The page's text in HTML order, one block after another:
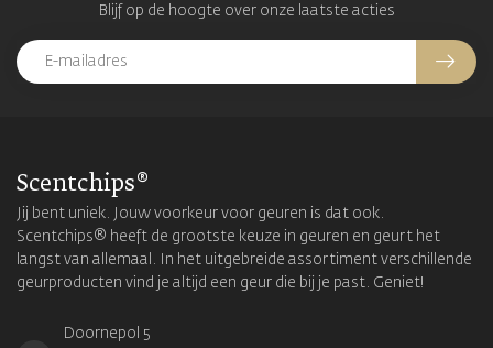
Blijf op de hoogte over onze laatste acties
Scentchips®
Jij bent uniek. Jouw voorkeur voor geuren is dat ook.
Scentchips® heeft de grootste keuze in geuren en geurt het
langst van allemaal. In het uitgebreide assortiment verschillende
geurproducten vind je altijd een geur die bij je past. Geniet!
Doornepol 5